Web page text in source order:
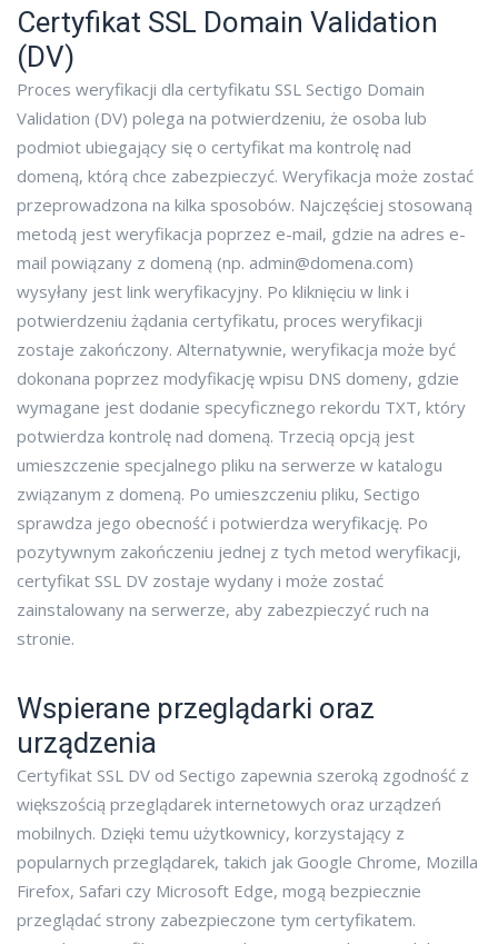
Certyfikat SSL Domain Validation
(DV)
Proces weryfikacji dla certyfikatu SSL Sectigo Domain
Validation (DV) polega na potwierdzeniu, że osoba lub
podmiot ubiegający się o certyfikat ma kontrolę nad
domeną, którą chce zabezpieczyć. Weryfikacja może zostać
przeprowadzona na kilka sposobów. Najczęściej stosowaną
metodą jest weryfikacja poprzez e-mail, gdzie na adres e-
mail powiązany z domeną (np. admin@domena.com)
wysyłany jest link weryfikacyjny. Po kliknięciu w link i
potwierdzeniu żądania certyfikatu, proces weryfikacji
zostaje zakończony. Alternatywnie, weryfikacja może być
dokonana poprzez modyfikację wpisu DNS domeny, gdzie
wymagane jest dodanie specyficznego rekordu TXT, który
potwierdza kontrolę nad domeną. Trzecią opcją jest
umieszczenie specjalnego pliku na serwerze w katalogu
związanym z domeną. Po umieszczeniu pliku, Sectigo
sprawdza jego obecność i potwierdza weryfikację. Po
pozytywnym zakończeniu jednej z tych metod weryfikacji,
certyfikat SSL DV zostaje wydany i może zostać
zainstalowany na serwerze, aby zabezpieczyć ruch na
stronie.
Wspierane przeglądarki oraz
urządzenia
Certyfikat SSL DV od Sectigo zapewnia szeroką zgodność z
większością przeglądarek internetowych oraz urządzeń
mobilnych. Dzięki temu użytkownicy, korzystający z
popularnych przeglądarek, takich jak Google Chrome, Mozilla
Firefox, Safari czy Microsoft Edge, mogą bezpiecznie
przeglądać strony zabezpieczone tym certyfikatem.